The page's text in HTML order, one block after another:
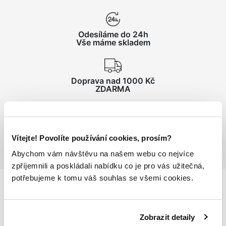
Vítejte! Povolíte používání cookies, prosím?
Abychom vám návštěvu na našem webu co nejvíce
zpříjemnili a poskládali nabídku co je pro vás užitečná,
potřebujeme k tomu váš souhlas se všemi cookies.
Zobrazit detaily
Odesíláme do 24h
Vše máme skladem
Doprava nad 1000 Kč
ZDARMA
do 14 dnů ZDARMA